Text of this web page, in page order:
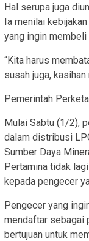
Hal serupa juga
Ia menilai
yang ingin
“Kita harus
susah juga, kasihan
Pemerintah
Mulai Sabtu (1/2),
dalam distribusi
Sumber Daya
Pertamina tidak
kepada pengecer
Pengecer yang
mendaftar sebagai
bertujuan untuk